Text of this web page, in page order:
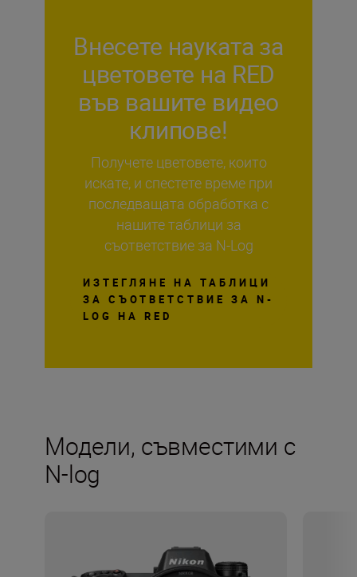
Внесете науката за
цветовете на RED
във вашите видео
клипове!
Получете цветовете, които
искате, и спестете време при
последващата обработка с
нашите таблици за
съответствие за N-Log
ИЗТЕГЛЯНЕ НА ТАБЛИЦИ
ЗА СЪОТВЕТСТВИЕ ЗА N-
LOG НА RED
Модели, съвместими с
N-log